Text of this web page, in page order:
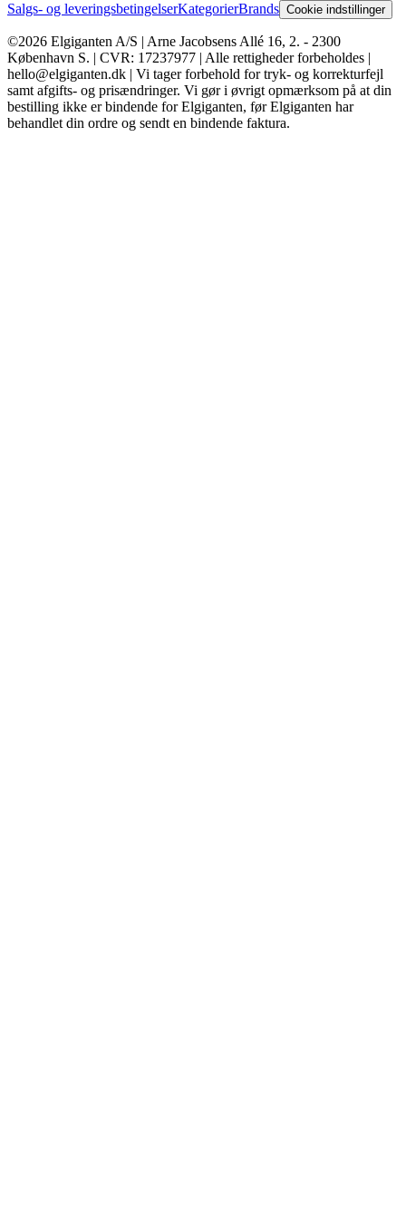
Salgs- og leveringsbetingelserKategorierBrands Cookie indstillinger
©2026 Elgiganten A/S | Arne Jacobsens Allé 16, 2. - 2300
København S. | CVR: 17237977 | Alle rettigheder forbeholdes |
hello@elgiganten.dk | Vi tager forbehold for tryk- og korrekturfejl
samt afgifts- og prisændringer. Vi gør i øvrigt opmærksom på at din
bestilling ikke er bindende for Elgiganten, før Elgiganten har
behandlet din ordre og sendt en bindende faktura.